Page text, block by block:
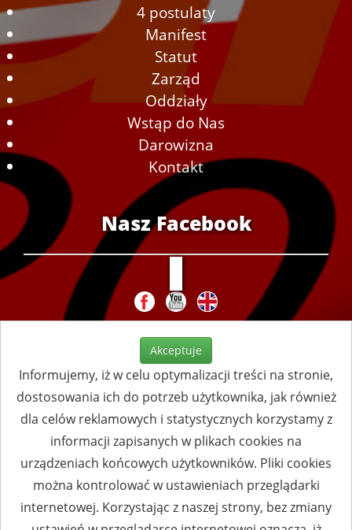
4 postulaty
Manifest
Statut
Zarząd
Oddziały
Wstąp do Nas
Darowizna
Kontakt
Nasz Facebook
Akceptuje
Informujemy, iż w celu optymalizacji treści na stronie,
dostosowania ich do potrzeb użytkownika, jak również
dla celów reklamowych i statystycznych korzystamy z
informacji zapisanych w plikach cookies na
urządzeniach końcowych użytkowników. Pliki cookies
można kontrolować w ustawieniach przeglądarki
internetowej. Korzystając z naszej strony, bez zmiany